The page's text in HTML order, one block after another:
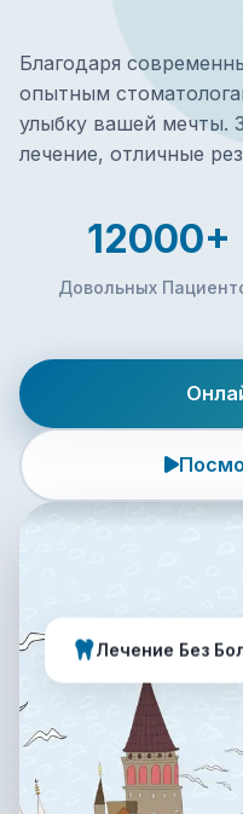
Благодаря
опытным
улыбку вашей мечты.
лечение, отличные
12000+
Довольных
Лечение Без